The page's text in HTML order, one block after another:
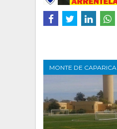
MONTE DE CAPARICA